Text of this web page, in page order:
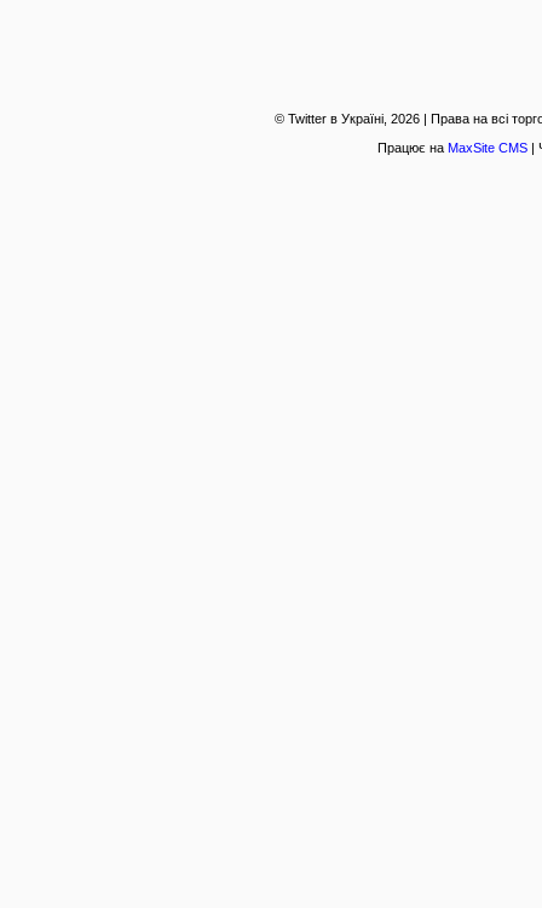
© Twitter в Україні, 2026 | Права на всі
Працює на MaxSite CMS|